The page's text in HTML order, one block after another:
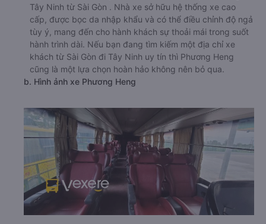
Tây Ninh từ Sài Gòn . Nhà xe sở hữu hệ thống xe cao
cấp, được bọc da nhập khẩu và có thể điều chỉnh độ ngả
tùy ý, mang đến cho hành khách sự thoải mái trong suốt
hành trình dài. Nếu bạn đang tìm kiếm một địa chỉ xe
khách từ Sài Gòn đi Tây Ninh uy tín thì Phương Heng
cũng là một lựa chọn hoàn hảo không nên bỏ qua.
b. Hình ảnh xe Phương Heng